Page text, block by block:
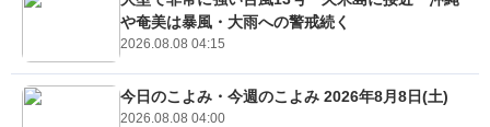
や奄美は暴風・大雨への警戒続く
2026.08.08 04:15
今日のこよみ・今週のこよみ 2026年8月8日(土)
2026.08.08 04:00